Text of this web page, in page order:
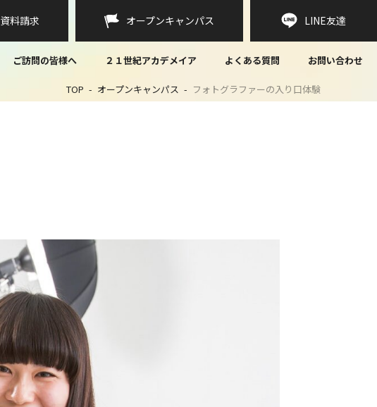
資料請求 オープンキャンパス LINE友達
ご訪問の皆様へ ２１世紀アカデメイア よくある質問 お問い合わせ
TOP オープンキャンパス フォトグラファーの入り口体験